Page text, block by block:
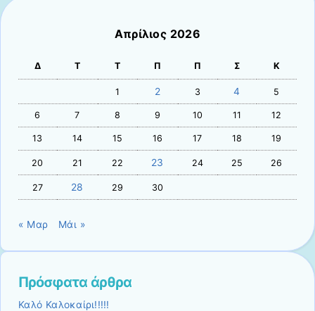
Απρίλιος 2026
Δ Τ Τ Π Π Σ Κ
1 2 3 4 5
6 7 8 9 10 11 12
13 14 15 16 17 18 19
20 21 22 23 24 25 26
27 28 29 30
« Μαρ Μάι »
Πρόσφατα άρθρα
Καλό Καλοκαίρι!!!!!